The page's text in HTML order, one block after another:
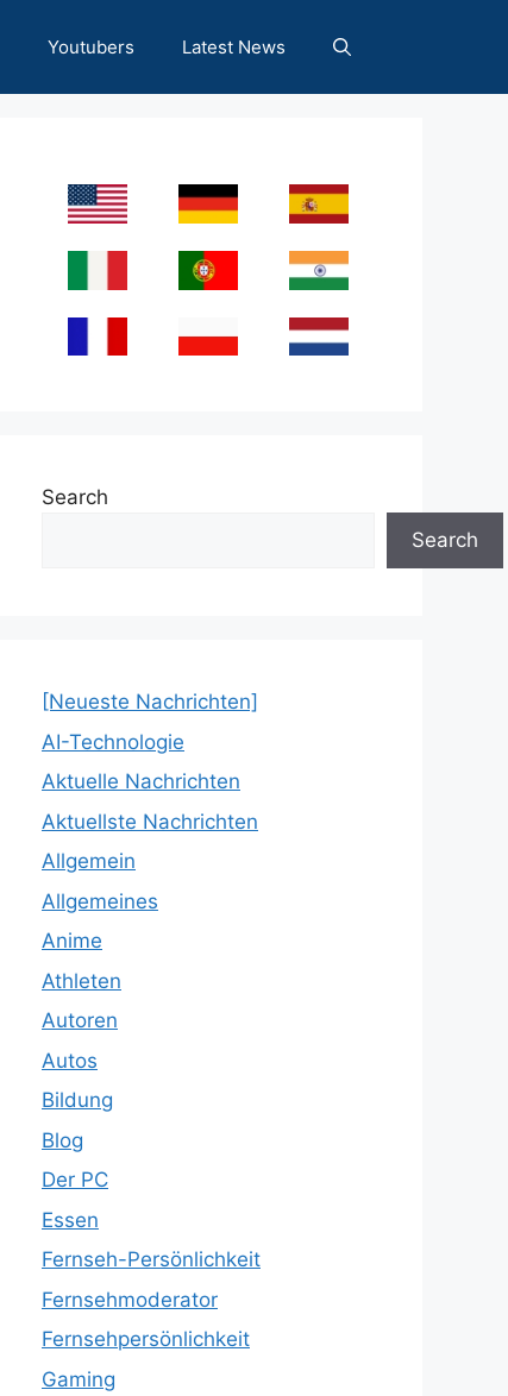
Youtubers Latest News
Search
Search
[Neueste Nachrichten]
AI-Technologie
Aktuelle Nachrichten
Aktuellste Nachrichten
Allgemein
Allgemeines
Anime
Athleten
Autoren
Autos
Bildung
Blog
Der PC
Essen
Fernseh-Persönlichkeit
Fernsehmoderator
Fernsehpersönlichkeit
Gaming